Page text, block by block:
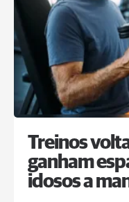
Treinos
ganham
idosos a